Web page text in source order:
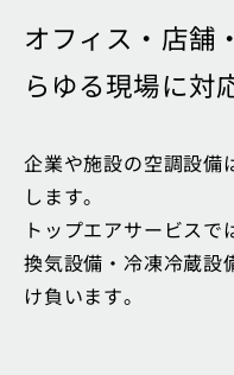
オフィス・店舗
らゆる現場に対
企業や施設の空調設備
します。
トップエアサービスで
換気設備・冷凍冷蔵設
け負います。